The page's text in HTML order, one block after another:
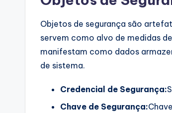
Objetos de segurança são
servem como alvo de medidas
manifestam como dados
de sistema.
Credencial de Segurança:
Chave de Segurança: